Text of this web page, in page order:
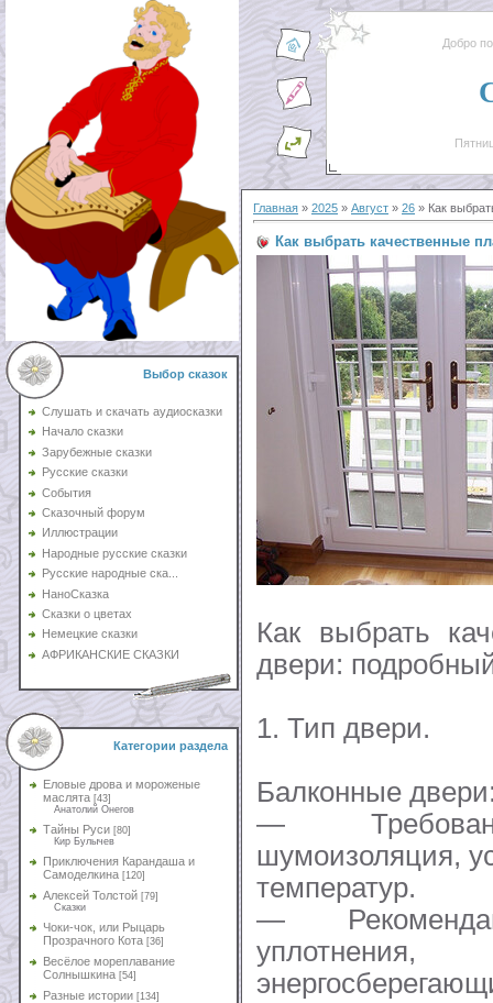
Выбор сказок
Слушать и скачать аудиосказки
Начало сказки
Зарубежные сказки
Русские сказки
События
Сказочный форум
Иллюстрации
Народные русские сказки
Русские народные ска...
НаноСказка
Сказки о цветах
Немецкие сказки
АФРИКАНСКИЕ СКАЗКИ
Категории раздела
Еловые дрова и мороженые
маслята [43]
Анатолий Онегов
Тайны Руси [80]
Кир Булычев
Приключения Карандаша и
Самоделкина [120]
Алексей Толстой [79]
Сказки
Чоки-чок, или Рыцарь
Прозрачного Кота [36]
Весёлое мореплавание
Солнышкина [54]
Разные истории [134]
Добро
Главная » 2025 » Август » 26 » Как
Как выбрать качественные
Как выбрать
двери:
1. Тип двери.
Балконные
—
шумоизоляция,
температур.
—